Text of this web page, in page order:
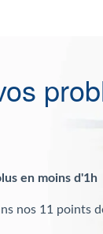
en moins d'1h
nos 11 points